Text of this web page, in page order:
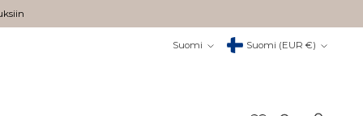
Suomi Valuutta Suomi (EUR €)